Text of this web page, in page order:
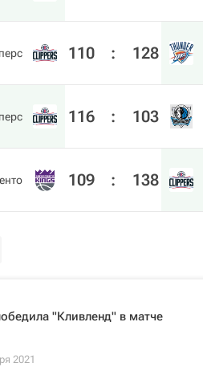
110 : 128
116 : 103
109 : 138
"Кливленд" в матче
2021